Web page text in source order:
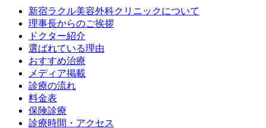
新宿ラクル美容外科クリニックについて
理事長からのご挨拶
ドクター紹介
選ばれている理由
おすすめ治療
メディア掲載
診療の流れ
料金表
保険診療
診療時間・アクセス